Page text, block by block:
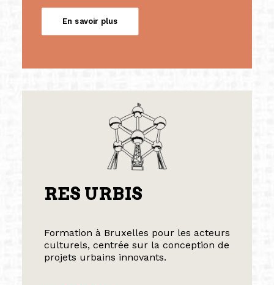
En savoir plus
RES URBIS
Formation à Bruxelles pour les acteurs
culturels, centrée sur la conception de
projets urbains innovants.